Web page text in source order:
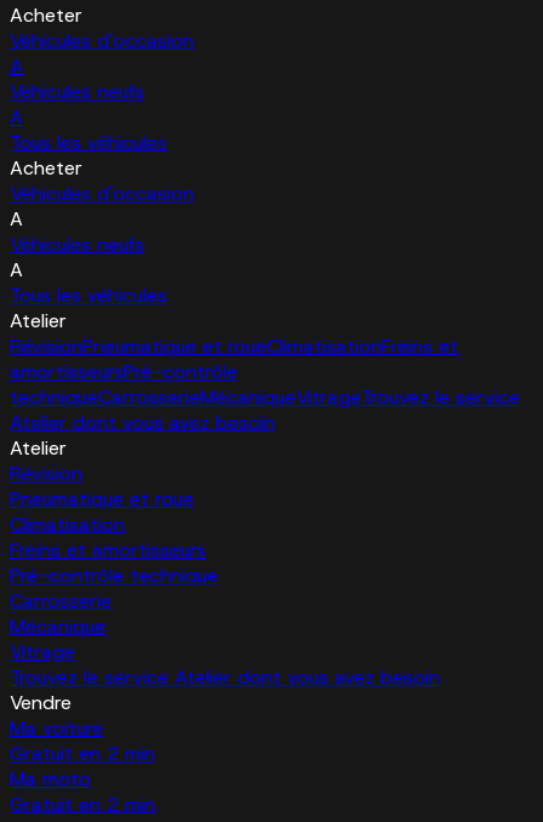
Acheter
Véhicules d'occasion
A
Véhicules neufs
A
Tous les véhicules
Acheter
Véhicules d'occasion
A
Véhicules neufs
A
Tous les véhicules
Atelier
RévisionPneumatique et roueClimatisationFreins et
amortisseursPré-contrôle
techniqueCarrosserieMécaniqueVitrageTrouvez le service
Atelier dont vous avez besoin
Atelier
Révision
Pneumatique et roue
Climatisation
Freins et amortisseurs
Pré-contrôle technique
Carrosserie
Mécanique
Vitrage
Trouvez le service Atelier dont vous avez besoin
Vendre
Ma voiture
Gratuit en 2 min
Ma moto
Gratuit en 2 min